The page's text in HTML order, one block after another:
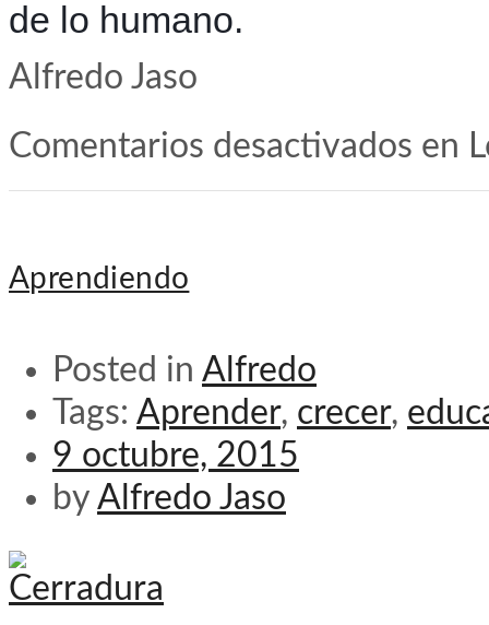
de lo humano.
Alfredo Jaso
Comentarios desactivados en
Aprendiendo
Posted in Alfredo
Tags: Aprender, crecer,
9 octubre, 2015
by Alfredo Jaso